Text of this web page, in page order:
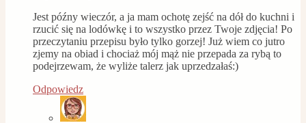
Jest późny wieczór, a ja mam ochotę zejść na dół do kuchni i
rzucić się na lodówkę i to wszystko przez Twoje zdjęcia! Po
przeczytaniu przepisu było tylko gorzej! Już wiem co jutro
zjemy na obiad i chociaż mój mąż nie przepada za rybą to
podejrzewam, że wyliże talerz jak uprzedzałaś:)
Odpowiedz